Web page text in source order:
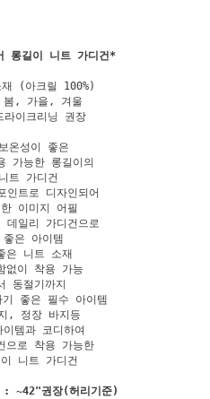
롱길이 니트 가디건
(아크릴 100%)
, 가을, 겨울
이크리닝 권장
온성이 좋은
가능한 롱길이의
트 가디건
인트로 디자인되어
이미지 어필
데일리 가디건으로
좋은 아이템
은 니트 소재
없이 착용 가능
동절기까지
기 좋은 필수 아이템
, 정장 바지등
템과 코디하여
으로 착용 가능한
니트 가디건
~42"권장(허리기준)